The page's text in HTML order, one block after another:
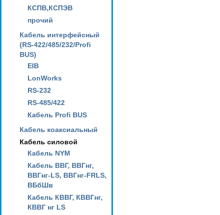
КСПВ,КСПЭВ
прочий
Кабель интерфейсный
(RS-422/485/232/Profi
BUS)
EIB
LonWorks
RS-232
RS-485/422
Кабель Profi BUS
Кабель коаксиальный
Кабель силовой
Кабель NYM
Кабель ВВГ, ВВГнг,
ВВГнг-LS, ВВГнг-FRLS,
ВБбШв
Кабель КВВГ, КВВГнг,
КВВГ нг LS